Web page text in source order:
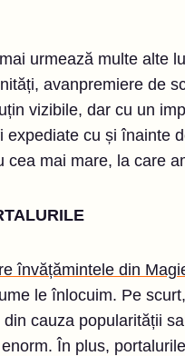
urmează multe alte
avanpremiere de
vizibile, dar cu un
cu și înainte
mai mare, la care
învățămintele din
le înlocuim. Pe
cauza popularității
În plus,